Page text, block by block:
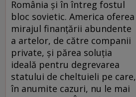
România şi în întreg fostul
bloc sovietic. America oferea
mirajul finanţării abundente
a artelor, de către companii
private, şi părea soluţia
ideală pentru degrevarea
statului de cheltuieli pe care,
în anumite cazuri, nu le mai